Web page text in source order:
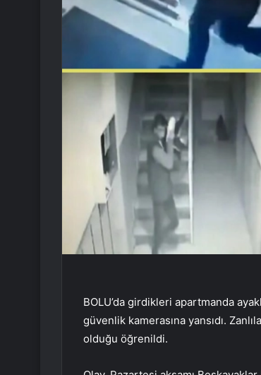
BOLU’da girdikleri apartmanda
güvenlik kamerasına yansıdı.
olduğu öğrenildi.